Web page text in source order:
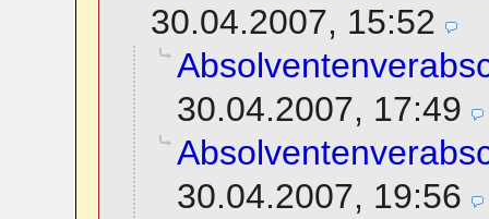
30.04.2007, 15:52
30.04.2007, 17:49
30.04.2007, 19:56